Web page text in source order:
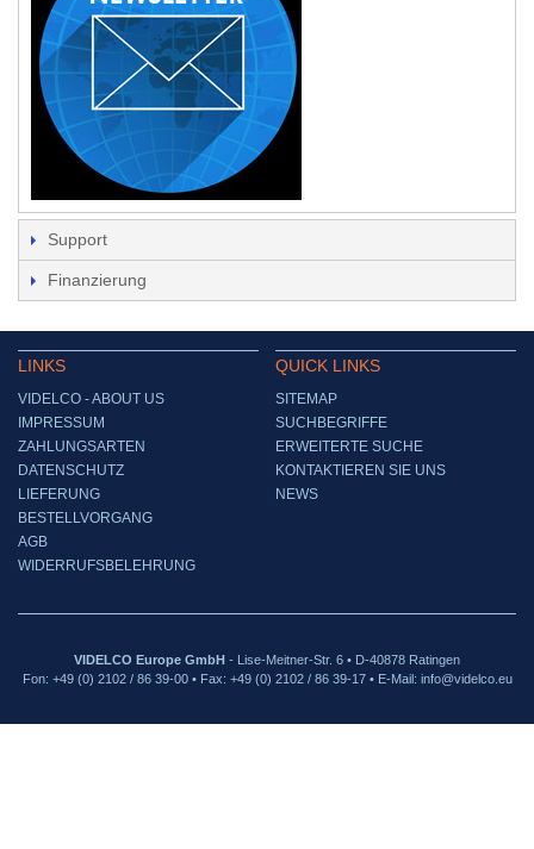
Support
Finanzierung
LINKS
VIDELCO - ABOUT US
IMPRESSUM
ZAHLUNGSARTEN
DATENSCHUTZ
LIEFERUNG
BESTELLVORGANG
AGB
WIDERRUFSBELEHRUNG
QUICK LINKS
SITEMAP
SUCHBEGRIFFE
ERWEITERTE SUCHE
KONTAKTIEREN SIE UNS
NEWS
VIDELCO Europe GmbH - Lise-Meitner-Str. 6 • D-40878 Ratingen
Fon: +49 (0) 2102 / 86 39-00 • Fax: +49 (0) 2102 / 86 39-17 • E-Mail: info@videlco.eu